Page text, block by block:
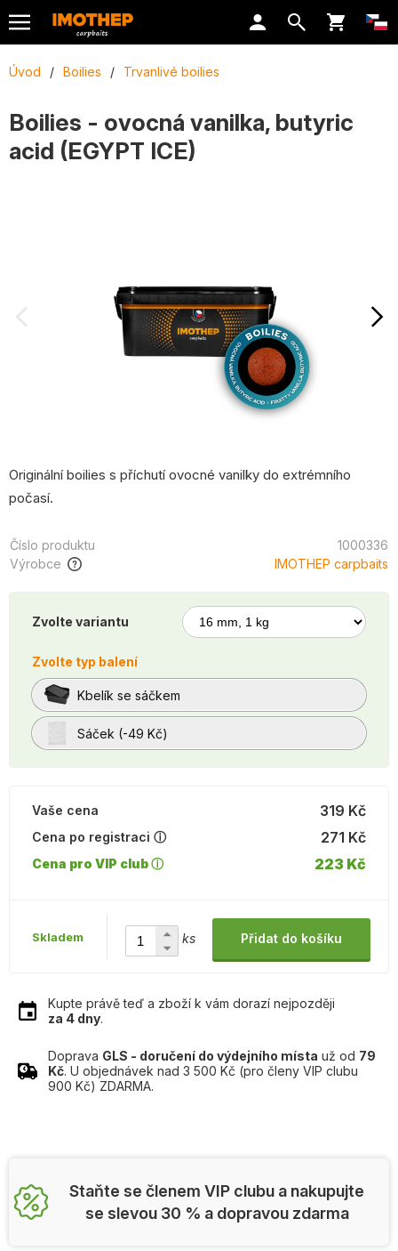
Úvod / Boilies / Trvanlivé boilies
Boilies - ovocná vanilka, butyric
acid (EGYPT ICE)
Originální boilies s příchutí ovocné vanilky do extrémního
počasí.
Číslo produktu
1000336
Výrobce
IMOTHEP carpbaits
Zvolte variantu
Zvolte typ balení
Kbelík se sáčkem
Sáček (-49 Kč)
319 Kč
Vaše cena
Cena po registraci ⓘ
271 Kč
Cena pro VIP club ⓘ 223 Kč
Skladem ks Přidat do košíku
Kupte právě teď a zboží k vám dorazí nejpozději
za 4 dny.
Doprava GLS - doručení do výdejního místa už od 79
Kč. U objednávek nad 3 500 Kč (pro členy VIP clubu
900 Kč) ZDARMA.
Staňte se členem VIP clubu a nakupujte
se slevou 30 % a dopravou zdarma